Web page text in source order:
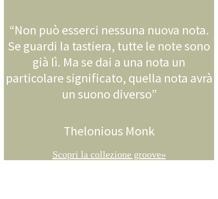
“Non può esserci nessuna nuova nota.
Se guardi la tastiera, tutte le note sono
già lì. Ma se dai a una nota un
particolare significato, quella nota avrà
un suono diverso”
Thelonious Monk
Scopri la collezione groove»